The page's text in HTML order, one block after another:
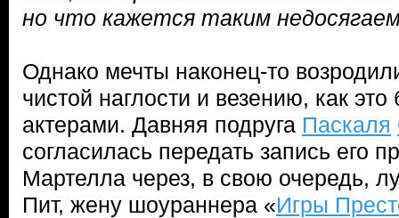
но что кажется таким
Однако мечты наконец-то
чистой наглости и везению, как
актерами. Давняя подруга Паскаля
согласилась передать запись его
Мартелла через, в свою очередь,
Пит, жену шоураннера «Игры